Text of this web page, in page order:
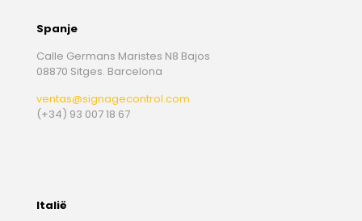
Spanje
Calle Germans Maristes N8 Bajos
08870 Sitges. Barcelona
ventas@signagecontrol.com
(+34) 93 007 18 67
Italië